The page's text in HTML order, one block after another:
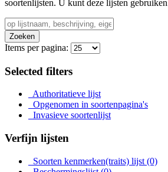
soortenlijsten. U kunt deze lijsten
Zoeken
Items per pagina:
Selected filters
Authoritatieve lijst
Opgenomen in soortenpagina's
Invasieve soortenlijst
Verfijn lijsten
Soorten kenmerken(traits) lijst (0)